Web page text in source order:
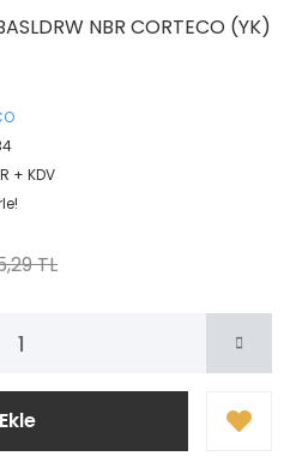
NBR CORTECO (YK)
+ KDV
TL